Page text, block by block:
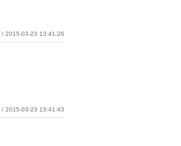
/ 2015-03-23 13:41:26
/ 2015-03-23 13:41:43